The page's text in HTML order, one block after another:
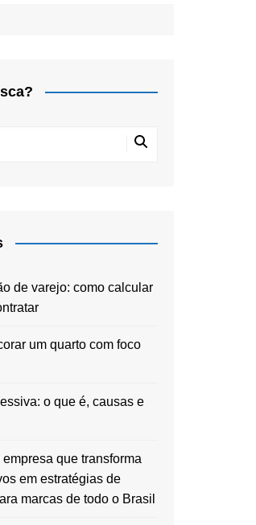
de varejo: como calcular
um quarto com foco
o que é, causas e
que transforma
em estratégias de
marcas de todo o Brasil